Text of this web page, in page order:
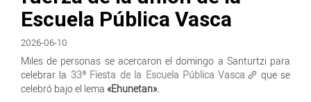
Escuela Pública Vasca
2026-06-10
Miles de personas se acercaron el domingo a Santurtzi para
celebrar la 33ª Fiesta de la Escuela Pública Vasca
que se
celebró bajo el lema «Ehunetan».